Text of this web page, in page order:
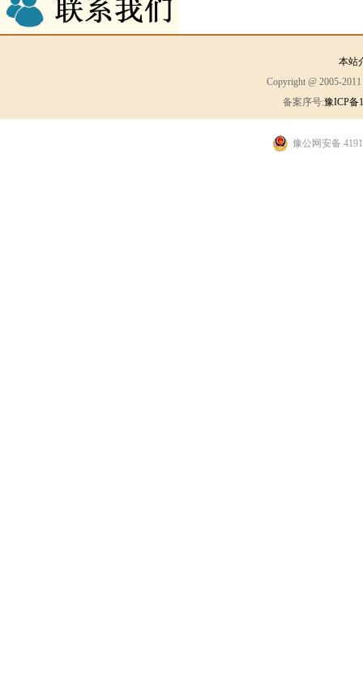
本站
Copyright @ 2005-
备案序号:豫ICP备
豫公网安备